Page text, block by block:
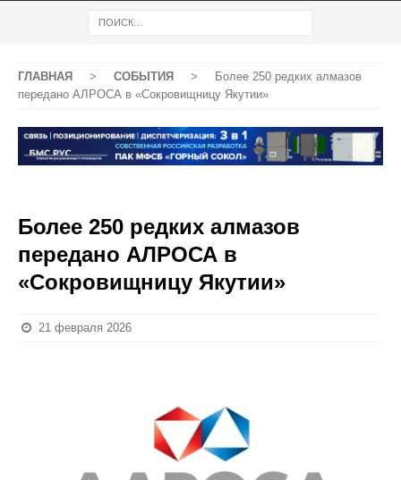
ГЛАВНАЯ > СОБЫТИЯ >
Более 250 редких алмазов
передано АЛРОСА в «Сокровищницу Якутии»
Более 250 редких алмазов
передано АЛРОСА в
«Сокровищницу Якутии»
21 февраля 2026